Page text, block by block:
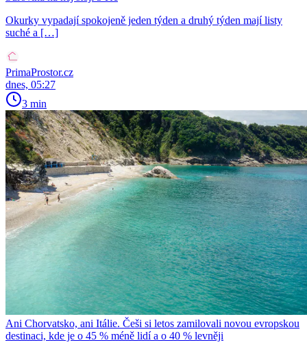
Okurky vypadají spokojeně jeden týden a druhý týden mají listy
suché a […]
PrimaProstor.cz
dnes, 05:27
3 min
Ani Chorvatsko, ani Itálie. Češi si letos zamilovali novou evropskou
destinaci, kde je o 45 % méně lidí a o 40 % levněji